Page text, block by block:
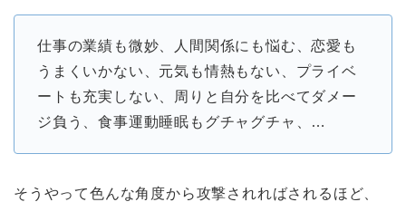
仕事の業績も微妙、人間関係にも悩む、恋愛も
うまくいかない、元気も情熱もない、プライベ
ートも充実しない、周りと自分を比べてダメー
ジ負う、食事運動睡眠もグチャグチャ、…
そうやって色んな角度から攻撃されればされるほど、